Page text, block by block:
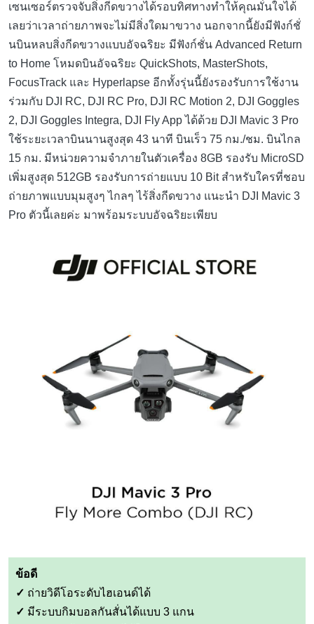
เซนเซอร์ตรวจจับสิ่งกีดขวางได้รอบทิศทางทำให้คุณมั่นใจได้
เลยว่าเวลาถ่ายภาพจะไม่มีสิ่งใดมาขวาง นอกจากนี้ยังมีฟังก์ชั่
นบินหลบสิ่งกีดขวางแบบอัจฉริยะ มีฟังก์ชั่น Advanced Return
to Home โหมดบินอัจฉริยะ QuickShots, MasterShots,
FocusTrack และ Hyperlapse อีกทั้งรุ่นนี้ยังรองรับการใช้งาน
ร่วมกับ DJI RC, DJI RC Pro, DJI RC Motion 2, DJI Goggles
2, DJI Goggles Integra, DJI Fly App ได้ด้วย DJI Mavic 3 Pro
ใช้ระยะเวลาบินนานสูงสุด 43 นาที บินเร็ว 75 กม./ชม. บินไกล
15 กม. มีหน่วยความจำภายในตัวเครื่อง 8GB รองรับ MicroSD
เพิ่มสูงสุด 512GB รองรับการถ่ายแบบ 10 Bit สำหรับใครที่ชอบ
ถ่ายภาพแบบมุมสูงๆ ไกลๆ ไร้สิ่งกีดขวาง แนะนำ DJI Mavic 3
Pro ตัวนี้เลยค่ะ มาพร้อมระบบอัจฉริยะเพียบ
ข้อดี
✓ ถ่ายวิดีโอระดับไฮเอนด์ได้
✓ มีระบบกิมบอลกันสั่นได้แบบ 3 แกน